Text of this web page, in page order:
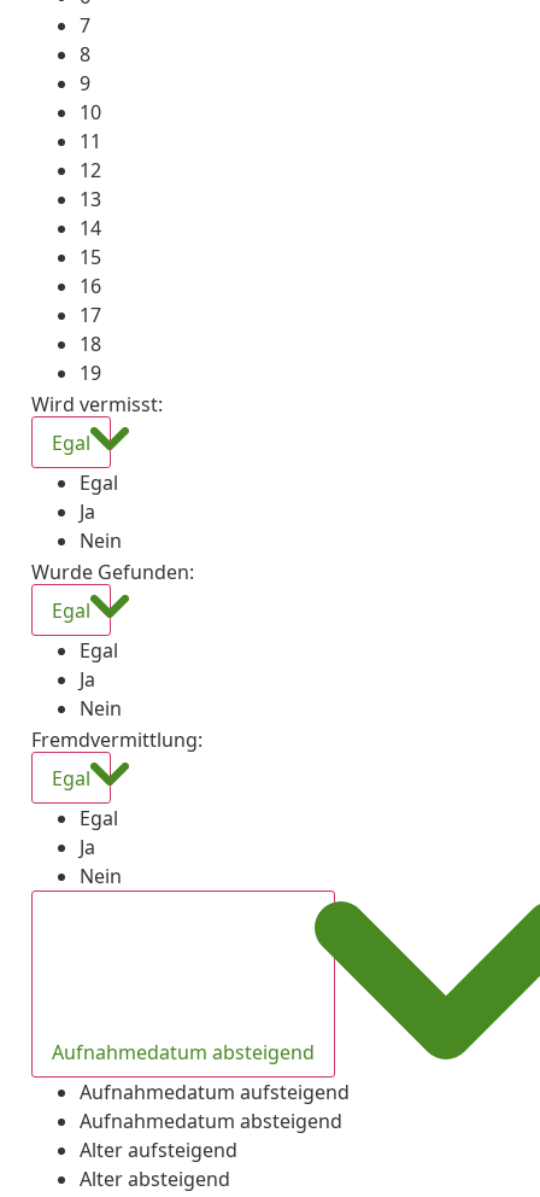
7
8
9
10
11
12
13
14
15
16
17
18
19
Wird vermisst:
Egal
Egal
Ja
Nein
Wurde Gefunden:
Egal
Egal
Ja
Nein
Fremdvermittlung:
Egal
Egal
Ja
Nein
Aufnahmedatum absteigend
Aufnahmedatum aufsteigend
Aufnahmedatum absteigend
Alter aufsteigend
Alter absteigend